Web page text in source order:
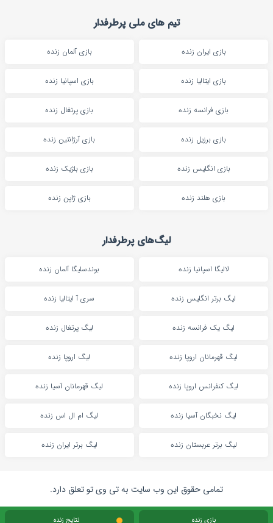
تیم های ملی پرطرفدار
بازی ایران زنده بازی آلمان زنده
بازی ایتالیا زنده بازی اسپانیا زنده
بازی فرانسه زنده بازی پرتغال زنده
بازی برزیل زنده بازی آرژانتین زنده
بازی انگلیس زنده بازی بلژیک زنده
بازی هلند زنده بازی ژاپن زنده
لیگ‌های پرطرفدار
لالیگا اسپانیا زنده بوندسلیگا آلمان زنده
لیگ برتر انگلیس زنده سری آ ایتالیا زنده
لیگ یک فرانسه زنده لیگ پرتغال زنده
لیگ قهرمانان اروپا زنده لیگ اروپا زنده
لیگ کنفرانس اروپا زنده لیگ قهرمانان آسیا زنده
لیگ نخبگان آسیا زنده لیگ ام ال اس زنده
لیگ برتر عربستان زنده لیگ برتر ایران زنده
تمامی حقوق این وب سایت به تی وی تو تعلق دارد.
بازی زنده نتایج زنده